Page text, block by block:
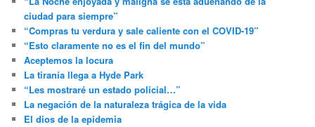
ciudad para siempre”
“Compras tu verdura y sale caliente con el COVID-19”
“Esto claramente no es el fin del mundo”
Aceptemos la locura
La tiranía llega a Hyde Park
“Les mostraré un estado policial…”
La negación de la naturaleza trágica de la vida
El dios de la epidemia